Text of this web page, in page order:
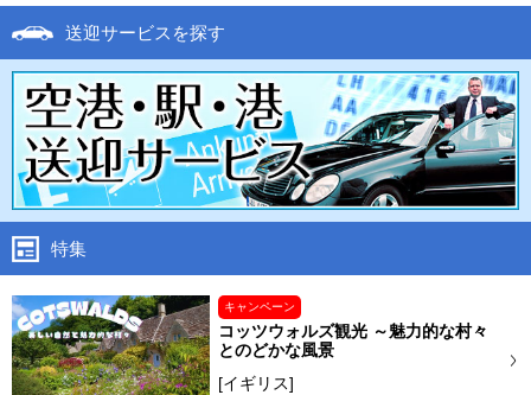
送迎サービスを探す
特集
キャンペーン
コッツウォルズ観光 ～魅力的な村々
とのどかな風景
[イギリス]